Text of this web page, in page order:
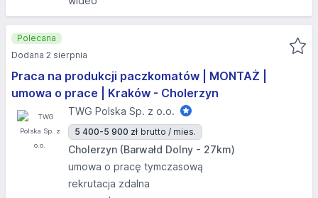
Praca na produkcji paczkomatów | MONTAŻ |
umowa o prace | Kraków - Cholerzyn
TWG Polska Sp. z o.o.
5 400-5 900 zł brutto / mies.
Cholerzyn (Barwałd Dolny - 27km)
umowa o pracę tymczasową
rekrutacja zdalna
Polecana
Dodana 2 sierpnia